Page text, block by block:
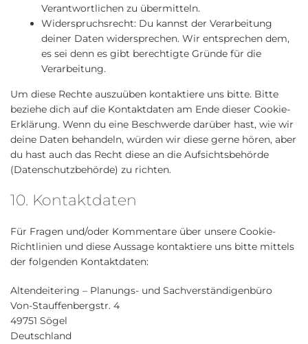
Verantwortlichen zu übermitteln.
Widerspruchsrecht: Du kannst der Verarbeitung
deiner Daten widersprechen. Wir entsprechen dem,
es sei denn es gibt berechtigte Gründe für die
Verarbeitung.
Um diese Rechte auszuüben kontaktiere uns bitte. Bitte
beziehe dich auf die Kontaktdaten am Ende dieser Cookie-
Erklärung. Wenn du eine Beschwerde darüber hast, wie wir
deine Daten behandeln, würden wir diese gerne hören, aber
du hast auch das Recht diese an die Aufsichtsbehörde
(Datenschutzbehörde) zu richten.
10. Kontaktdaten
Für Fragen und/oder Kommentare über unsere Cookie-
Richtlinien und diese Aussage kontaktiere uns bitte mittels
der folgenden Kontaktdaten:
Altendeitering – Planungs- und Sachverständigenbüro
Von-Stauffenbergstr. 4
49751 Sögel
Deutschland